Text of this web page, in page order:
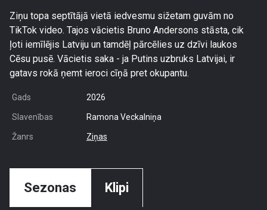
Ziņu topa septītājā vietā iedvesmu sižetam guvām no
TikTok video. Tajos vācietis Bruno Andersons stāsta, cik
ļoti iemīlējis Latviju un tamdēļ pārcēlies uz dzīvi laukos
Cēsu pusē. Vācietis saka - ja Putins uzbruks Latvijai, ir
gatavs rokā ņemt ieroci cīņā pret okupantu.
Gads 2026
Slavenības Ramona Veckalniņa
Žanrs Ziņas
Sezonas Klipi